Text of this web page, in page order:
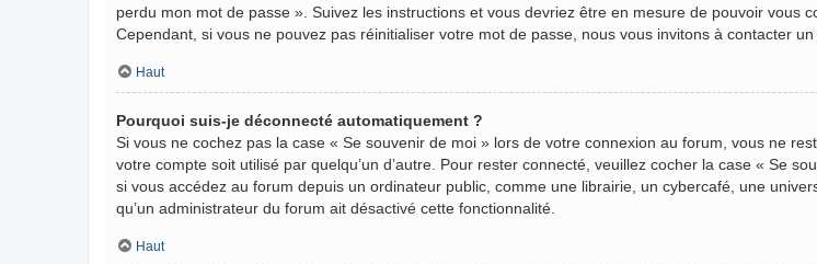
perdu mon mot de passe ». Suivez les instructions et vous devriez être en mesure de pouvoir vous
Cependant, si vous ne pouvez pas réinitialiser votre mot de passe, nous vous invitons à contacter
Haut
Pourquoi suis-je déconnecté automatiquement ?
Si vous ne cochez pas la case « Se souvenir de moi » lors de votre connexion au forum, vous ne
votre compte soit utilisé par quelqu’un d’autre. Pour rester connecté, veuillez cocher la case « Se
si vous accédez au forum depuis un ordinateur public, comme une librairie, un cybercafé, une
qu’un administrateur du forum ait désactivé cette fonctionnalité.
Haut